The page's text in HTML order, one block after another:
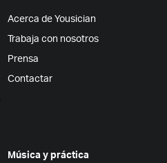
Acerca de Yousician
Trabaja con nosotros
Prensa
Contactar
Música y práctica